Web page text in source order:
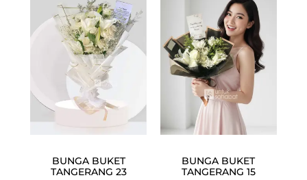
BUNGA BUKET
TANGERANG 23
BUNGA BUKET
TANGERANG 15